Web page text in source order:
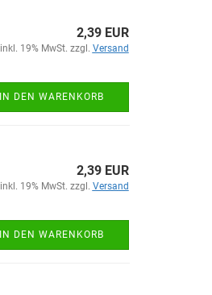
2,39 EUR
inkl. 19% MwSt. zzgl. Versand
IN DEN WARENKORB
2,39 EUR
inkl. 19% MwSt. zzgl. Versand
IN DEN WARENKORB